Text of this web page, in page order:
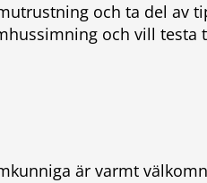
och ta del av
och vill testa
är varmt